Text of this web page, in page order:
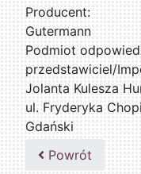
Producent:
Gutermann
Podmiot
przedstawiciel/
Jolanta Kulesza
ul. Fryderyka
Gdański
Powrót